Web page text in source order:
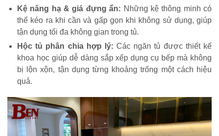
Kệ nâng hạ & giá đựng ẩn: Những kệ thông minh có
thể kéo ra khi cần và gấp gọn khi không sử dụng, giúp
tận dụng tối đa không gian trong tủ.
Hộc tủ phân chia hợp lý: Các ngăn tủ được thiết kế
khoa học giúp dễ dàng sắp xếp dụng cụ bếp mà không
bị lộn xộn, tận dụng từng khoảng trống một cách hiệu
quả.